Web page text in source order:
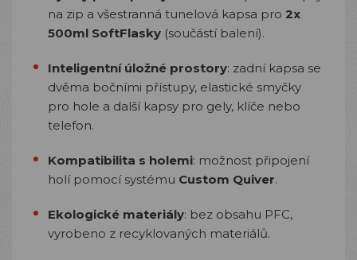
na zip a všestranná tunelová kapsa pro 2x
500ml SoftFlasky (součástí balení).
Inteligentní úložné prostory: zadní kapsa se
dvěma bočními přístupy, elastické smyčky
pro hole a další kapsy pro gely, klíče nebo
telefon.
Kompatibilita s holemi: možnost připojení
holí pomocí systému Custom Quiver.
Ekologické materiály: bez obsahu PFC,
vyrobeno z recyklovaných materiálů.